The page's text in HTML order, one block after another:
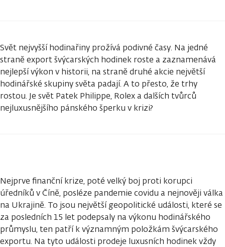
Svět nejvyšší hodinařiny prožívá podivné časy. Na jedné
straně export švýcarských hodinek roste a zaznamenává
nejlepší výkon v historii, na straně druhé akcie největší
hodinářské skupiny světa padají. A to přesto, že trhy
rostou. Je svět Patek Philippe, Rolex a dalších tvůrců
nejluxusnějšího pánského šperku v krizi?
Nejprve finanční krize, poté velký boj proti korupci
úředníků v Číně, posléze pandemie covidu a nejnověji válka
na Ukrajině. To jsou největší geopolitické události, které se
za posledních 15 let podepsaly na výkonu hodinářského
průmyslu, ten patří k významným položkám švýcarského
exportu. Na tyto události prodeje luxusních hodinek vždy